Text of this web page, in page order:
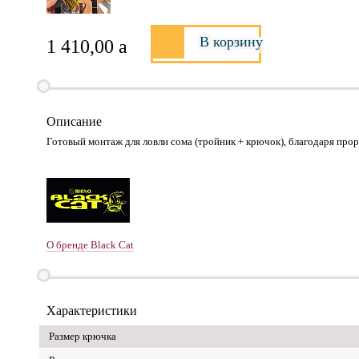
1 410,00 a В корзину
Описание
Готовый монтаж для ловли сома (тройник + крючок), благодаря
О бренде Black Cat
Характеристики
Размер крючка